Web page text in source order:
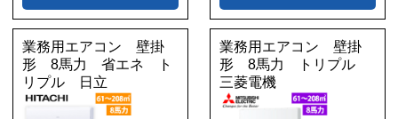
業務用エアコン 壁掛
形 8馬力 省エネ ト
リプル 日立
業務用エアコン 壁掛
形 8馬力 トリプル
三菱電機